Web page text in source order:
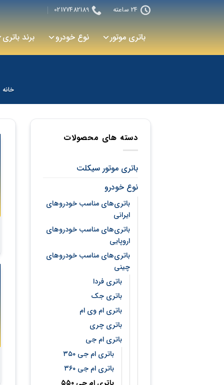
پرش
به
محتوا
24 ساعته 02177482189
باتری موتور نوع خودرو برند باتری
خانه
دسته های محصولات
باتری موتور سیکلت
نوع خودرو
باتری‌های مناسب خودروهای
ایرانی
باتری‌های مناسب خودروهای
اروپایی
باتری‌های مناسب خودروهای
چینی
باتری فردا
باتری جک
باتری ام وی ام
باتری چری
باتری ام جی
باتری ام جی ۳۵۰
باتری ام جی ۳۶۰